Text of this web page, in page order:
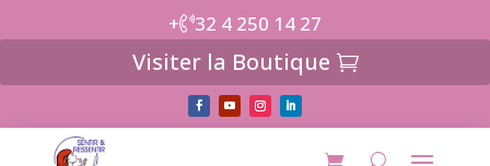
+ 32 4 250 14 27
Visiter la Boutique